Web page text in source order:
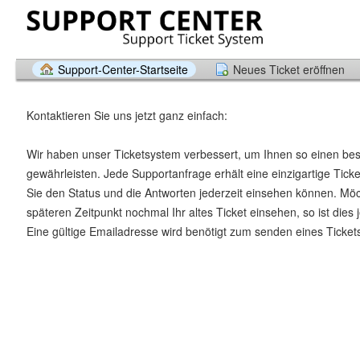
Support-Center-Startseite Neues Ticket eröffnen
Kontaktieren Sie uns jetzt ganz einfach:
Wir haben unser Ticketsystem verbessert, um Ihnen so einen
gewährleisten. Jede Supportanfrage erhält eine einzigartige
Sie den Status und die Antworten jederzeit einsehen können.
späteren Zeitpunkt nochmal Ihr altes Ticket einsehen, so ist dies
Eine gültige Emailadresse wird benötigt zum senden eines